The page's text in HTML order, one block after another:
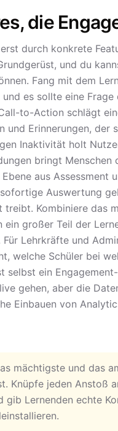
die
durch konkrete
und du
Fang mit dem
es sollte eine
to-Action schlägt
und Erinnerungen,
Inaktivität holt
bringt
aus
Auswertung
treibt. Kombiniere das
großer Teil der
Lehrkräfte und
welche Schüler bei
selbst ein
gehen, aber die
Einbauen von
mächtigste und das
Knüpfe jeden Anstoß
gib Lernenden echte